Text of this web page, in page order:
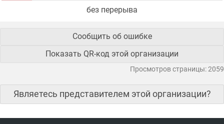
без перерыва
Сообщить об ошибке
Показать QR-код этой организации
Просмотров страницы: 2059
Являетесь представителем этой организации?